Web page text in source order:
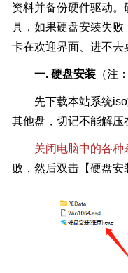
资料并备份硬件驱动
具，如果硬盘安装失败
卡在欢迎界面、进不去
一. 硬盘安装（注
先下载本站系统iso
其他盘，切记不能解压
关闭电脑中的各种
败，然后双击【硬盘安